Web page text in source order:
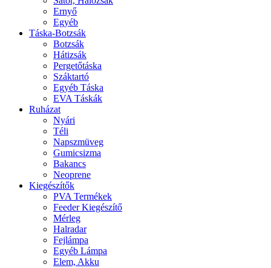
Ernyő
Egyéb
Táska-Botzsák
Botzsák
Hátizsák
Pergetőtáska
Száktartó
Egyéb Táska
EVA Táskák
Ruházat
Nyári
Téli
Napszmüveg
Gumicsizma
Bakancs
Neoprene
Kiegészítők
PVA Termékek
Feeder Kiegészítő
Mérleg
Halradar
Fejlámpa
Egyéb Lámpa
Elem, Akku